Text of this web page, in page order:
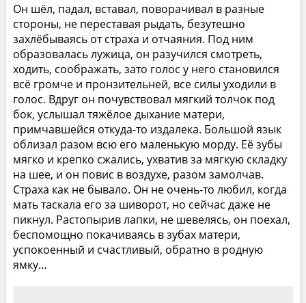
Он шёл, падал, вставал, поворачивал в разные
стороны, не переставая рыдать, безутешно
захлёбываясь от страха и отчаяния. Под ним
образовалась лужица, он разучился смотреть,
ходить, соображать, зато голос у него становился
всё громче и пронзительней, все силы уходили в
голос. Вдруг он почувствовал мягкий толчок под
бок, услышал тяжёлое дыхание матери,
примчавшейся откуда-то издалека. Большой язык
облизал разом всю его маленькую морду. Её зубы
мягко и крепко сжались, ухватив за мягкую складку
на шее, и он повис в воздухе, разом замолчав.
Страха как не бывало. Он не очень-то любил, когда
мать таскала его за шиворот, но сейчас даже не
пикнул. Растопырив лапки, не шевелясь, он поехал,
беспомощно покачиваясь в зубах матери,
успокоенный и счастливый, обратно в родную
ямку…